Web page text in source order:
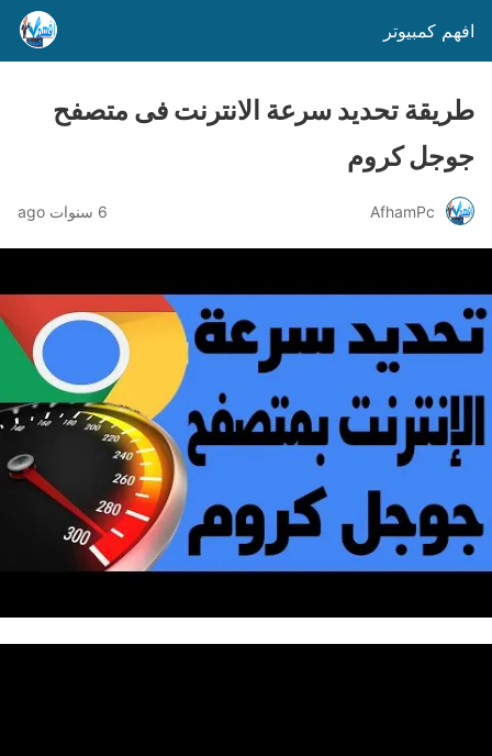
افهم كمبيوتر
طريقة تحديد سرعة الانترنت فى متصفح
جوجل كروم
AfhamPc 6 سنوات ago